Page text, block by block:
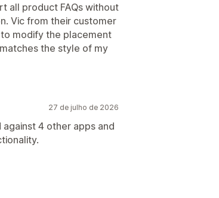
all product FAQs without
Vic from their customer
modify the placement
the style of my
27 de julho de 2026
4 other apps and